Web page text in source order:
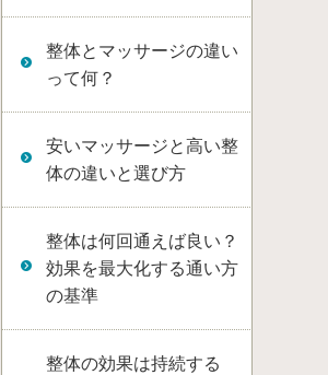
整体とマッサージの違い
って何？
安いマッサージと高い整
体の違いと選び方
整体は何回通えば良い？
効果を最大化する通い方
の基準
整体の効果は持続する